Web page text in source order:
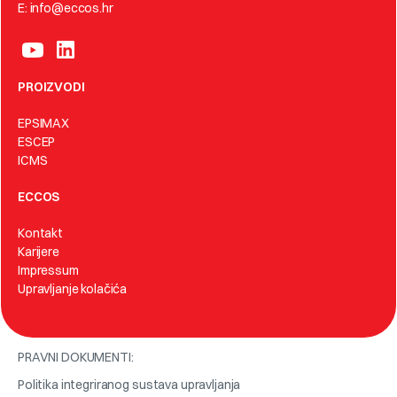
E: info@eccos.hr
PROIZVODI
EPSIMAX
ESCEP
ICMS
ECCOS
Kontakt
Karijere
Impressum
Upravljanje kolačića
PRAVNI DOKUMENTI:
Politika integriranog sustava upravljanja